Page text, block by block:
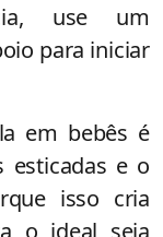
use um
para iniciar
em bebês é
esticadas e o
isso cria
o ideal seja